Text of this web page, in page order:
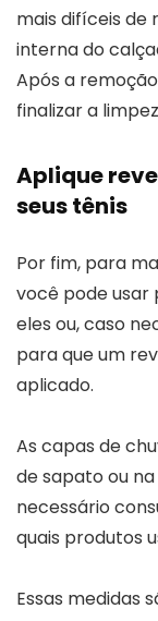
mais difíceis de
interna do
Após a
finalizar a
Aplique
seus tênis
Por fim, para
você pode
eles ou, caso
para que um
aplicado.
As capas de
de sapato ou
necessário
quais produtos
Essas medidas